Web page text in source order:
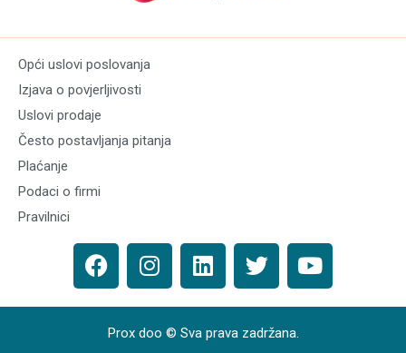
Opći uslovi poslovanja
Izjava o povjerljivosti
Uslovi prodaje
Često postavljanja pitanja
Plaćanje
Podaci o firmi
Pravilnici
Prox doo © Sva prava zadržana.